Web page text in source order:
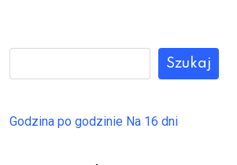
Szukaj
Godzina po godzinie Na 16 dni